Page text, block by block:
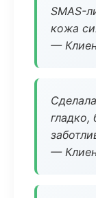
SMAS-
кожа
—
гладко,
—